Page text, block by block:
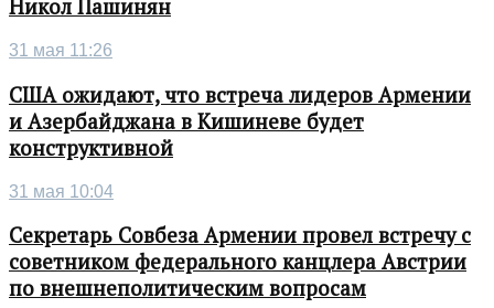
Никол Пашинян
31 мая 11:26
США ожидают, что встреча лидеров Армении
и Азербайджана в Кишиневе будет
конструктивной
31 мая 10:04
Секретарь Совбеза Армении провел встречу с
советником федерального канцлера Австрии
по внешнеполитическим вопросам